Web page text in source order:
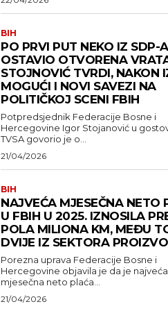
BIH
PO PRVI PUT NEKO IZ SDP-A
OSTAVIO OTVORENA
STOJNOVIĆ TVRDI, NAKON
MOGUĆI I NOVI SAVEZI NA
POLITIČKOJ SCENI FBIH
Potpredsjednik Federacije Bosne i
Hercegovine Igor Stojanović u
TVSA govorio je o...
21/04/2026
BIH
NAJVEĆA MJESEČNA NETO
U FBIH U 2025. IZNOSILA
POLA MILIONA KM, MEĐU
DVIJE IZ SEKTORA
Porezna uprava Federacije Bosne i
Hercegovine objavila je da je najveća
mjesečna neto plaća...
21/04/2026